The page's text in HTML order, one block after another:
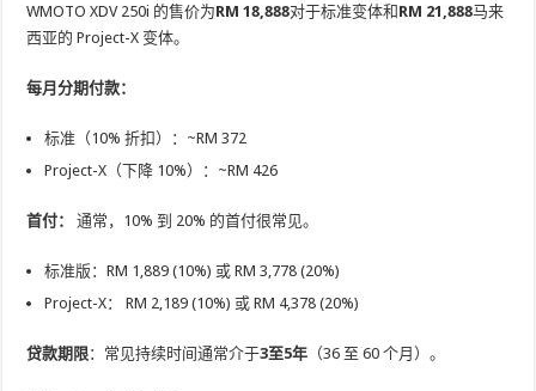
WMOTO XDV 250i 的售价为RM 18,888对于标准变体和 RM 21,888马来
西亚的 Project-X 变体。
每月分期付款：
标准（10% 折扣）：~RM 372
Project-X（下降 10%）：~RM 426
首付： 通常，10% 到 20% 的首付很常见。
标准版：RM 1,889 (10%) 或 RM 3,778 (20%)
Project-X： RM 2,189 (10%) 或 RM 4,378 (20%)
贷款期限：常见持续时间通常介于3至5年 （36 至 60 个月）。